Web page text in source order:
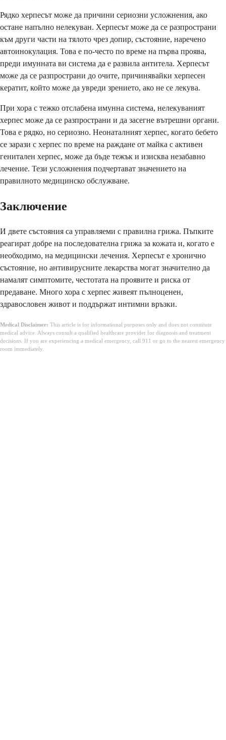
Рядко херпесът може да причини сериозни усложнения, ако
остане напълно нелекуван. Херпесът може да се разпространи
към други части на тялото чрез допир, състояние, наречено
автоинокулация. Това е по-често по време на първа проява,
преди имунната ви система да е развила антитела. Херпесът
може да се разпространи до очите, причинявайки херпесен
кератит, който може да увреди зрението, ако не се лекува.
При хора с тежко отслабена имунна система, нелекуваният
херпес може да се разпространи и да засегне вътрешни органи.
Това е рядко, но сериозно. Неонаталният херпес, когато бебето
се зарази с херпес по време на раждане от майка с активен
генитален херпес, може да бъде тежък и изисква незабавно
лечение. Тези усложнения подчертават значението на
правилното медицинско обслужване.
Заключение
И двете състояния са управляеми с правилна грижа. Пъпките
реагират добре на последователна грижа за кожата и, когато е
необходимо, на медицински лечения. Херпесът е хронично
състояние, но антивирусните лекарства могат значително да
намалят симптомите, честотата на проявите и риска от
предаване. Много хора с херпес живеят пълноценен,
здравословен живот и поддържат интимни връзки.
Medical Disclaimer: This article is for informational purposes only and does not constitute
medical advice. Always consult a qualified healthcare provider for diagnosis and treatment
decisions. If you are experiencing a medical emergency, call 911 or go to the nearest emergency
room immediately.